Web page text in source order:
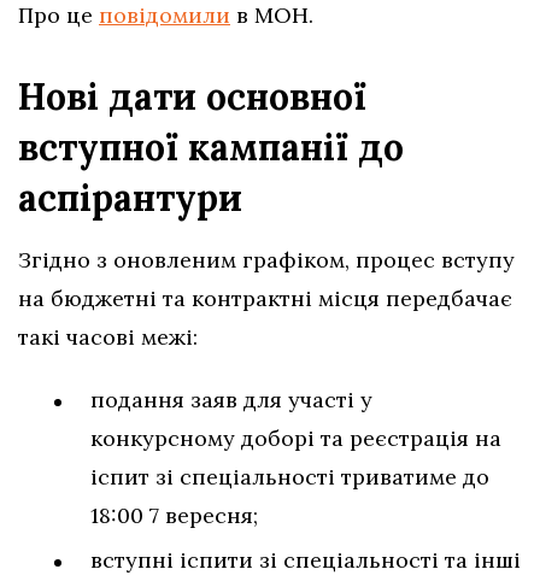
Про це повідомили в МОН.
Нові дати основної
вступної кампанії до
аспірантури
Згідно з оновленим графіком, процес вступу
на бюджетні та контрактні місця передбачає
такі часові межі:
подання заяв для участі у
конкурсному доборі та реєстрація на
іспит зі спеціальності триватиме до
18:00 7 вересня;
вступні іспити зі спеціальності та інші